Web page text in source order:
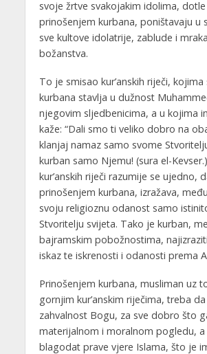
svoje žrtve svakojakim idolima,
prinošenjem kurbana, poništavaju u
sve kultove idolatrije, zablude i
božanstva.
To je smisao kur’anskih riječi,
kurbana stavlja u dužnost
njegovim sljedbenicima, a u kojima
kaže: “Dali smo ti veliko dobro na
klanjaj namaz samo svome
kurban samo Njemu! (sura el-
kur’anskih riječi razumije se ujedno,
prinošenjem kurbana, izražava,
svoju religioznu odanost samo
Stvoritelju svijeta. Tako je kurban,
bajramskim pobožnostima,
iskaz te iskrenosti i odanosti prema
Prinošenjem kurbana, musliman uz
gornjim kur’anskim riječima, treba
zahvalnost Bogu, za sve dobro što
materijalnom i moralnom pogledu, a
blagodat prave vjere Islama, što je